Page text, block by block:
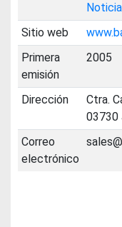
Sitio web
Primera
emisión
2005
Dirección
Ctra.
03730
Correo
electrónico